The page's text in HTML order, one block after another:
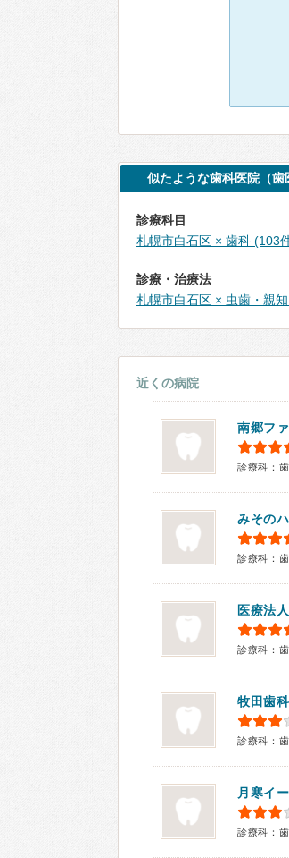
似たような歯科医院（歯
診療科目
札幌市白石区 × 歯科 (103
診療・治療法
札幌市白石区 × 虫歯・親
近くの病院
南郷フ
診療科：
みその
診療科：
医療法
診療科：
牧田歯
診療科：
月寒イ
診療科：